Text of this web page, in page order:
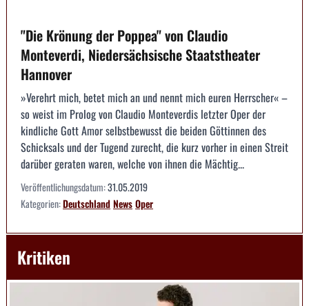
"Die Krönung der Poppea" von Claudio
Monteverdi, Niedersächsische Staatstheater
Hannover
»Verehrt mich, betet mich an und nennt mich euren Herrscher« –
so weist im Prolog von Claudio Monteverdis letzter Oper der
kindliche Gott Amor selbstbewusst die beiden Göttinnen des
Schicksals und der Tugend zurecht, die kurz vorher in einen Streit
darüber geraten waren, welche von ihnen die Mächtig...
Veröffentlichungsdatum:31.05.2019
Kategorien:DeutschlandNewsOper
Kritiken